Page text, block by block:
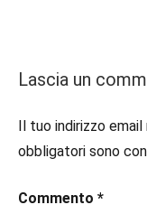
#consigliodilettura
#inspiration,
#instalibri,
#italianblogger
Lascia un
Il tuo indirizzo
obbligatori sono
Commento *